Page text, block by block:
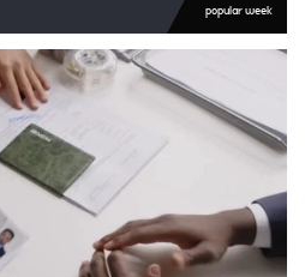
popular week